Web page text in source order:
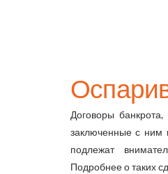
Договоры
заключенные с ним
подлежат
Подробнее о таких